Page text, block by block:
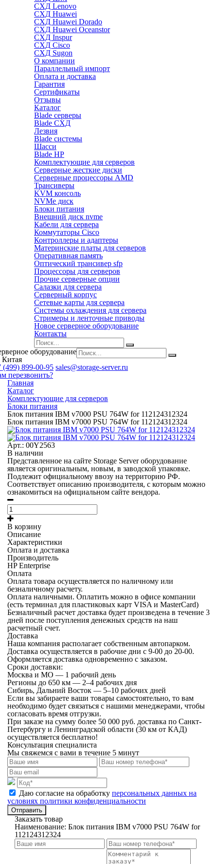
СХД Lenovo
СХД Huawei
СХД Huawei Dorado
СХД Huawei Oceanstor
СХД Inspur
СХД Cisco
СХД Sugon
О компании
Параллельный импорт
Оплата и доставка
Гарантия
Сертификаты
Отзывы
Каталог
Blade серверы
Blade СХД
Лезвия
Blade системы
Шасси
Blade HP
Комплектующие для серверов
Серверные жесткие диски
Серверные процессоры AMD
Трансиверы
KVM консоль
NVMe диск
Блоки питания
Внешний диск nvme
Кабели для сервера
Коммутаторы Cisco
Контроллеры и адаптеры
Материнские платы для серверов
Оперативная память
Оптический трансивер sfp
Процессоры для серверов
Прочие серверные опции
Салазки для сервера
Серверный корпус
Сетевые карты для сервера
Системы охлаждения для сервера
Стримеры и ленточные приводы
Новое серверное оборудование
Контакты
оборудование
Китая
(499) 899-00-95 sales@storage-server.ru
перезвонить?
Главная
Каталог
Комплектующие для серверов
Блоки питания
Блок питания IBM v7000 PSU 764W for 112124312324
Блок питания IBM v7000 PSU 764W for 112124312324
Арт.: 00Y2563
В наличии
Представленное на сайте Storage Server оборудование
является оригинальным, новым, в заводской упаковке.
Подлежит официальному ввозу на территорию РФ.
Соответствует описанию производителя, с которым можно
ознакомиться на официальном сайте вендора.
В корзину
Описание
Характеристики
Оплата и доставка
Производитель
HP Enterprise
Оплата
Оплата товара осуществляется по наличному или
безналичному расчету.
Оплата наличными. Оплатить можно в офисе компании
(есть терминал для пластиковых карт VISA и MasterCard)
Безналичный расчет доставка будет произведена в течение 3
дней после поступления денежных средств на наш
расчетный счет.
Доставка
Наша компания располагает собственным автопарком.
Доставка осуществляется в рабочие дни с 9-00 до 20-00.
Оформляется доставка одновременно с заказом.
Сроки доставки:
Москва и МО — 1 рабочий день
Регионы до 650 км — 2–4 рабочих дня
Сибирь, Дальний Восток — 5–10 рабочих дней
Если вы забираете ваши товары самостоятельно, то вам
необходимо будет связаться с нашими менеджерами, чтобы
согласовать время отгрузки.
При заказе на сумму более 50 000 руб. доставка по Санкт-
Петербургу и Ленинградской области (30 км от КАД)
осуществляется бесплатно!
Консультация специалиста
Мы свяжемся с вами в течение 5 минут
Даю согласие на обработку персональных данных на
условиях политики конфиденциальности
Отправить
Заказать товар
Наименование: Блок питания IBM v7000 PSU 764W for
112124312324